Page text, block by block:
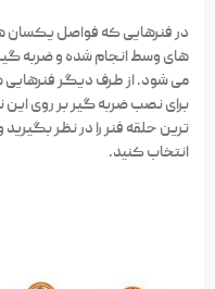
در فنرهایی که فواصل یکسان
های وسط انجام شده و ضربه
می شود. از طرف دیگر فنرهایی
برای نصب ضربه گیر بر روی این
ترین حلقه فنر را در نظر بگیرید
انتخاب کنید.